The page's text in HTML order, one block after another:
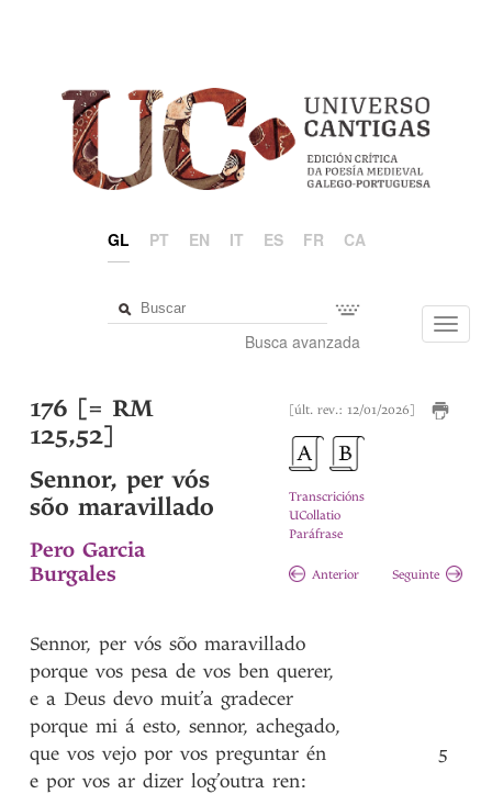
GL PT EN IT ES FR CA
Busca avanzada
[últ. rev.: 12/01/2026]
Transcricións
UCollatio
Paráfrase
Anterior Seguinte
176 [= RM
125,52]
Sennor, per vós
sõo maravillado
Pero Garcia
Burgales
Sennor, per vós sõo maravillado
porque vos pesa de vos ben querer,
e a Deus devo muit’a gradecer
porque mi á esto, sennor, achegado,
que vos vejo por vos preguntar én
e por vos ar dizer log’outra ren:
5